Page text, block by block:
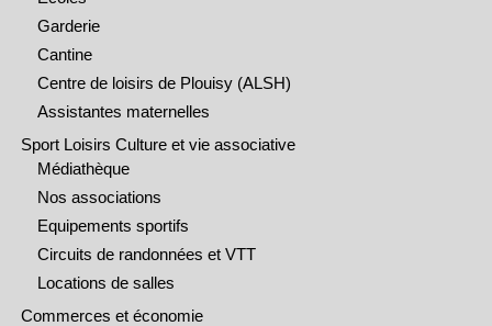
Garderie
Cantine
Centre de loisirs de Plouisy (ALSH)
Assistantes maternelles
Sport Loisirs Culture et vie associative
Médiathèque
Nos associations
Equipements sportifs
Circuits de randonnées et VTT
Locations de salles
Commerces et économie